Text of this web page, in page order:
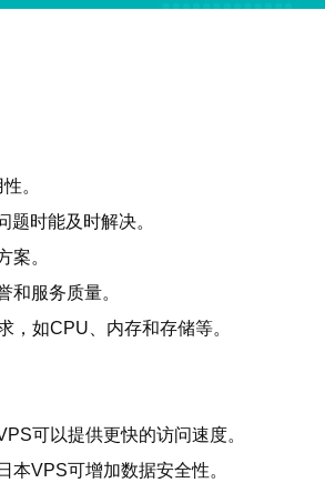
。
时能及时解决。
案。
和服务质量。
，如CPU、内存和存储等。
可以提供更快的访问速度。
VPS可增加数据安全性。